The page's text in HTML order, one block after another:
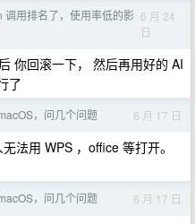
调用排名了，使用率低的影 6 月 24
日
你回滚一下， 然后再用好的 AI
了
，问几个问题 6 月 17 日
法用 WPS ，office 等打开。
，问几个问题 6 月 17 日